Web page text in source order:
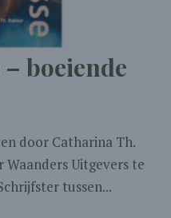
boeiende
door Catharina Th.
Uitgevers te
tussen...